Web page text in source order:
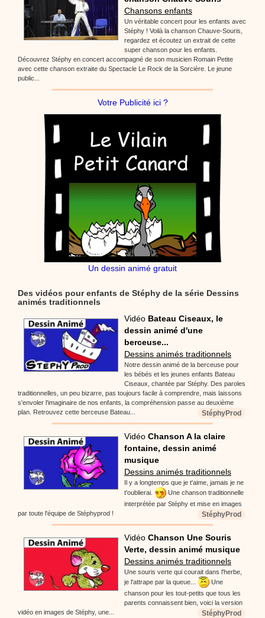
Chansons enfants
Un véritable concert pour les enfants avec
Stéphy ! Voilà la chanson Chauve-Souris,
regardez et écoutez un extrait de cette
super chanson pour les enfants.
Découvrez Stéphy en concert accompagné de son musicien Romain Petite
avec cette chanson extraite du Spectacle Le Rock de la Sorcière. Le jeune
public...
Votre Publicité ici ?
Un dessin animé gratuit
Des vidéos pour enfants de Stéphy de la série Dessins
animés traditionnels
Vidéo Bateau Ciseaux, le
dessin animé d'une
berceuse...
Dessins animés traditionnels
Notre dessin animé de la berceuse pour
les bébés et les jeunes enfants Bateau
Ciseaux, chantée par Stéphy. Des paroles
traditionnelles, un peu bizarre, pas toujours facile à comprendre, mais laissons
s'envoler l'imaginaire de nos enfants, la compréhension passe au deuxième
plan. Retrouvez cette berceuse Bateau...
StéphyProd
Vidéo Chanson A la claire
fontaine, dessin animé
musique
Dessins animés traditionnels
Il y a longtemps que je t'aime, jamais je ne
t'oublierai.
Une chanson traditionnelle
interprétée par Stéphy et mise en images
par toute l'équipe de Stéphyprod !
StéphyProd
Vidéo Chanson Une Souris
Verte, dessin animé musique
Dessins animés traditionnels
Une souris verte qui courait dans l'herbe,
je l'attrape par la queue...
Une
chanson pour les tout-petits que tous les
parents connaissent bien, voici la version
vidéo en images de Stéphy, une...
StéphyProd